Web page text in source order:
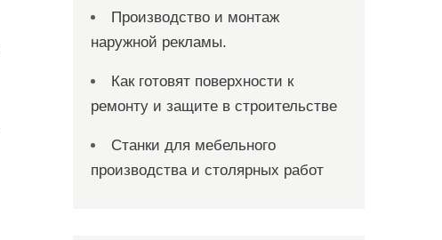
Производство и монтаж
наружной рекламы.
Как готовят поверхности к
ремонту и защите в строительстве
Станки для мебельного
производства и столярных работ